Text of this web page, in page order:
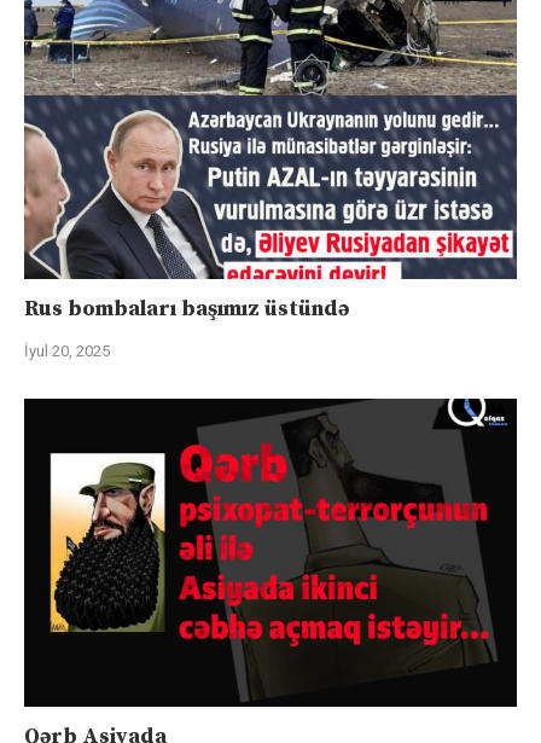
Rus bombaları başımız üstündə
İyul 20, 2025
Qərb Asiyada